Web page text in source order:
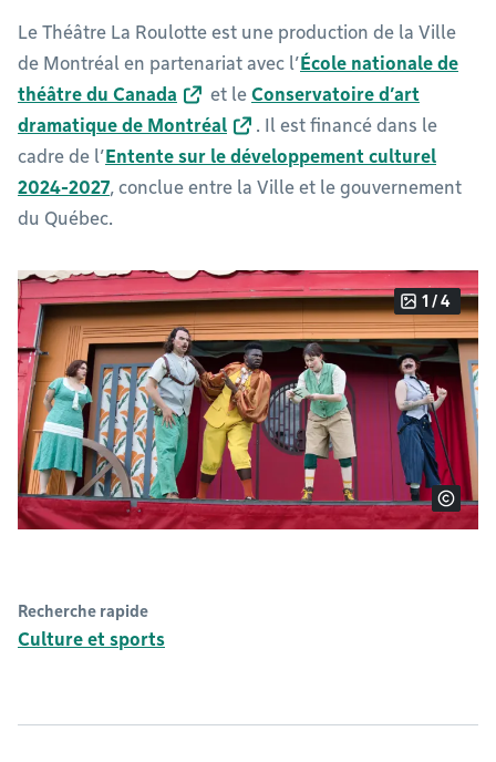
Le Théâtre La Roulotte est une production de la Ville
de Montréal en partenariat avec l’École nationale de
théâtre du Canada
et le Conservatoire d’art
dramatique de Montréal
. Il est financé dans le
cadre de l’Entente sur le développement culturel
2024-2027, conclue entre la Ville et le gouvernement
du Québec.
1 / 4
Recherche rapide
Culture et sports